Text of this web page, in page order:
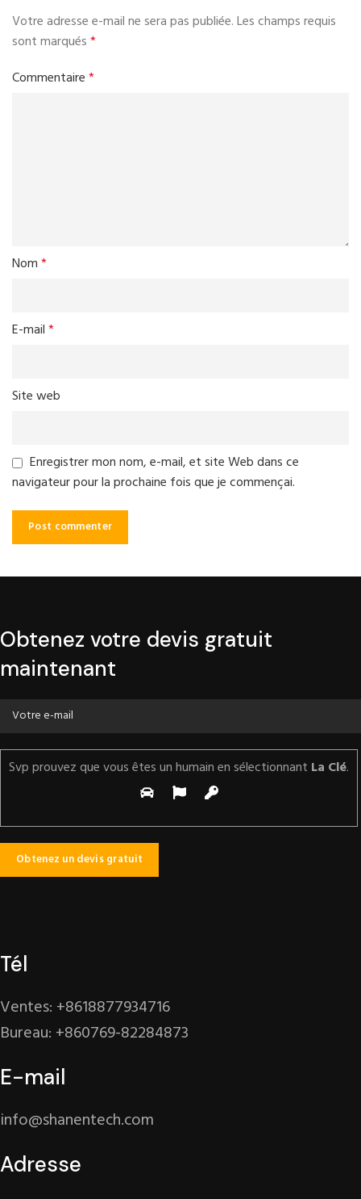
Votre adresse e-mail ne sera pas publiée.Les champs requis
sont marqués*
Commentaire*
Nom*
E-mail*
Site web
Enregistrer mon nom, e-mail, et site Web dans ce
navigateur pour la prochaine fois que je commençai.
Obtenez votre devis gratuit
maintenant
Svp prouvez que vous êtes un humain en sélectionnant La Clé.
Tél
Ventes: +8618877934716
Bureau: +860769-82284873
E-mail
info@shanentech.com
Adresse